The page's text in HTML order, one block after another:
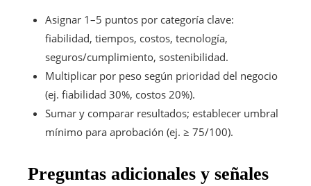
Asignar 1–5 puntos por categoría clave:
fiabilidad, tiempos, costos, tecnología,
seguros/cumplimiento, sostenibilidad.
Multiplicar por peso según prioridad del negocio
(ej. fiabilidad 30%, costos 20%).
Sumar y comparar resultados; establecer umbral
mínimo para aprobación (ej. ≥ 75/100).
Preguntas adicionales y señales